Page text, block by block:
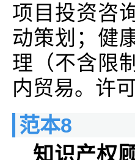
项目投资咨
动策划；健
理（不含限
内贸易。许
范本8
知识产权